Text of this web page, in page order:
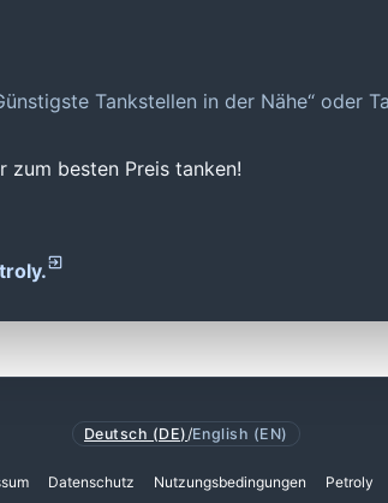
Tankstellen in der Nähe“ oder
besten Preis tanken!
Deutsch (DE) /English (EN)
Datenschutz Nutzungsbedingungen Petroly